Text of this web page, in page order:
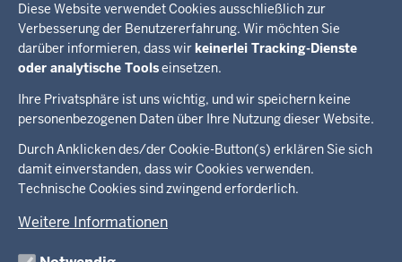
Diese Website verwendet Cookies ausschließlich zur
Verbesserung der Benutzererfahrung. Wir möchten Sie
darüber informieren, dass wirkeinerlei Tracking-Dienste
oder analytische Toolseinsetzen.
Ihre Privatsphäre ist uns wichtig, und wir speichern keine
personenbezogenen Daten über Ihre Nutzung dieser Website.
Durch Anklicken des/der Cookie-Button(s) erklären Sie sich
damit einverstanden, dass wir Cookies verwenden.
Technische Cookies sind zwingend erforderlich.
Weitere Informationen
Kindertagespflege ist ein Betreuungsangebot in
einer kleinen, überschaubaren Gruppe mit einer
festen Bezugsperson (Kindertagespflegeperson)
Inhalte
Im Überblick
Inhalt
in
der
Menü